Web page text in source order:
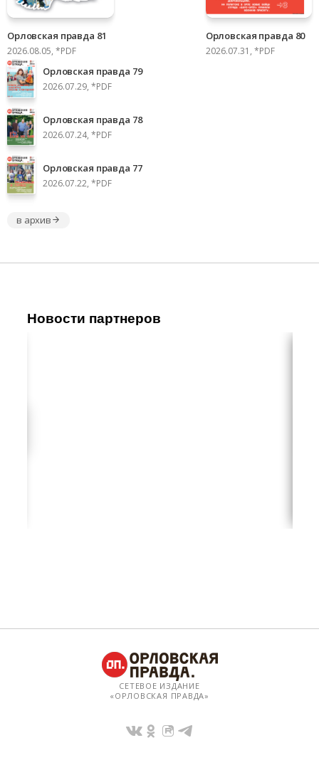
Орловская правда 81
2026.08.05, *PDF
Орловская правда 80
2026.07.31, *PDF
Орловская правда 79
2026.07.29, *PDF
Орловская правда 78
2026.07.24, *PDF
Орловская правда 77
2026.07.22, *PDF
в архив
Новости партнеров
СЕТЕВОЕ ИЗДАНИЕ
«ОРЛОВСКАЯ ПРАВДА»